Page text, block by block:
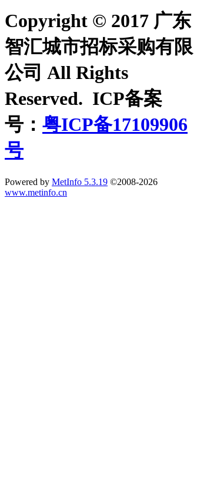
Copyright © 2017 广东
智汇城市招标采购有限
公司 All Rights
Reserved. ICP备案
号： 粤ICP备17109906
号
Powered by MetInfo 5.3.19 ©2008-2026
www.metinfo.cn